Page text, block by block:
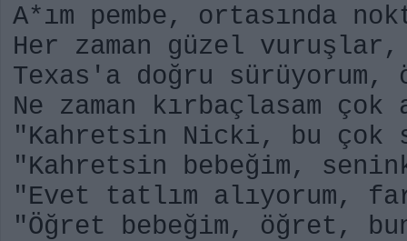
A*ım pembe, ortasında
Her zaman güzel
Texas'a doğru sürüyorum,
Ne zaman kırbaçlasam
"Kahretsin Nicki, bu çok
"Kahretsin bebeğim,
"Evet tatlım alıyorum,
"Öğret bebeğim, öğret,